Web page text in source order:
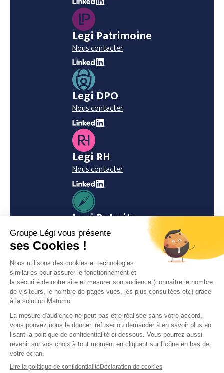
Legi Patrimoine
Nous contacter
Legi DPO
Nous contacter
Legi RH
Nous contacter
Legi Retraite
Nous contacter
Legi Notaires
Nous contacter
© 2026 Groupe Legi
Mentions légales
Politique de confidentialité